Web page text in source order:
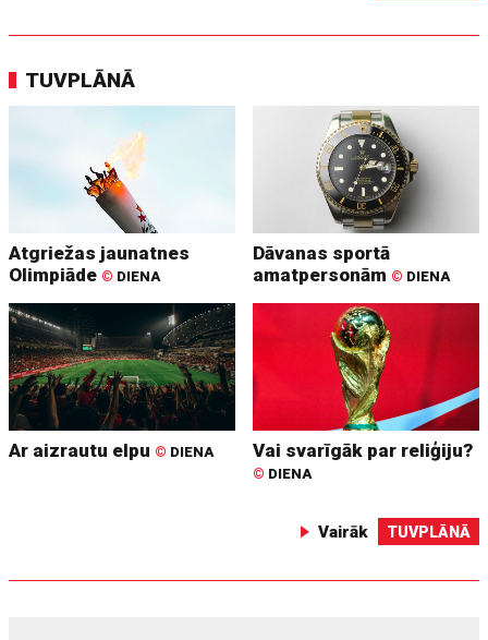
TUVPLĀNĀ
Atgriežas jaunatnes
Olimpiāde © DIENA
Dāvanas sportā
amatpersonām © DIENA
Ar aizrautu elpu © DIENA Vai svarīgāk par reliģiju?
© DIENA
Vairāk TUVPLĀNĀ